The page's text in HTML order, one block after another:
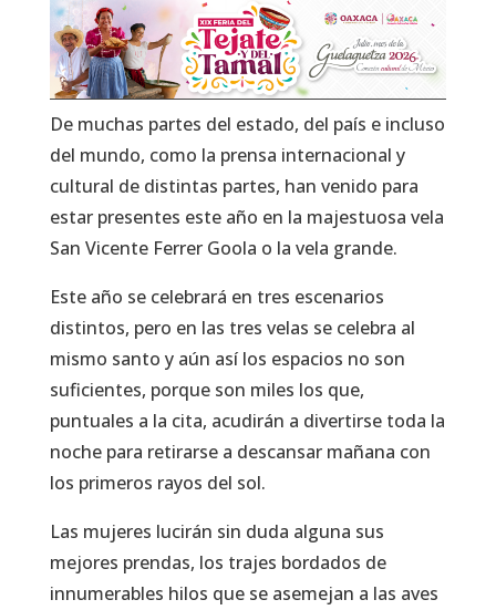
De muchas partes del estado, del país e incluso
del mundo, como la prensa internacional y
cultural de distintas partes, han venido para
estar presentes este año en la majestuosa vela
San Vicente Ferrer Goola o la vela grande.
Este año se celebrará en tres escenarios
distintos, pero en las tres velas se celebra al
mismo santo y aún así los espacios no son
suficientes, porque son miles los que,
puntuales a la cita, acudirán a divertirse toda la
noche para retirarse a descansar mañana con
los primeros rayos del sol.
Las mujeres lucirán sin duda alguna sus
mejores prendas, los trajes bordados de
innumerables hilos que se asemejan a las aves